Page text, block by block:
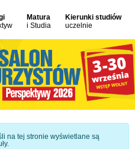
Matura
i Studia
Kierunki studiów
uczelnie
na tej stronie wyświetlane są